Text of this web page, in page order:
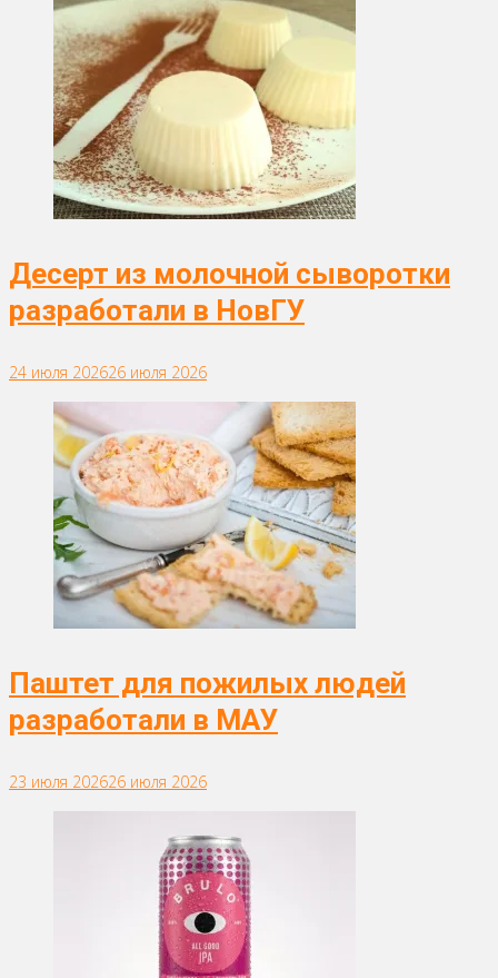
Десерт из молочной сыворотки
разработали в НовГУ
24 июля 202626 июля 2026
Паштет для пожилых людей
разработали в МАУ
23 июля 202626 июля 2026